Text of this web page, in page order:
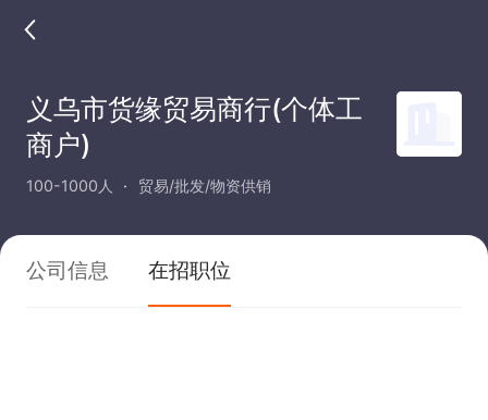
义乌市货缘贸易商行(个体工
商户)
100-1000人 贸易/批发/物资供销
公司信息 在招职位